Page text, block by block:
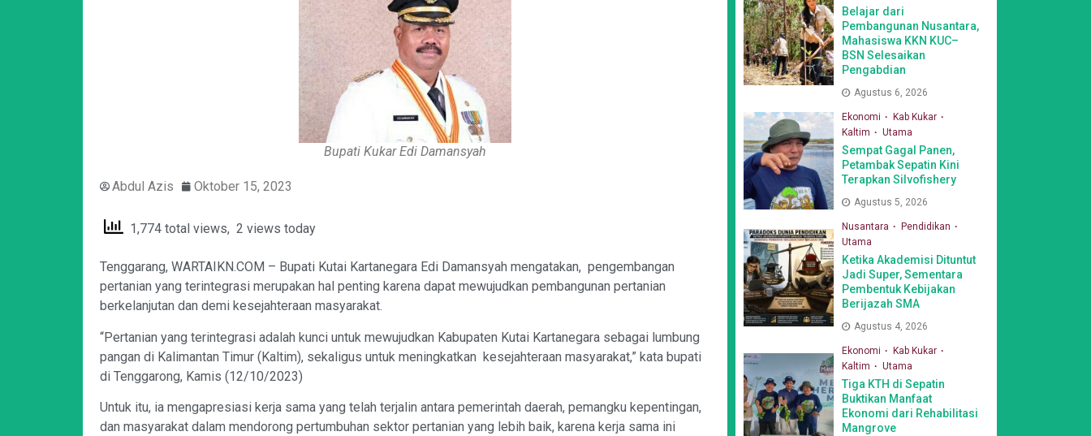
Bupati Kukar Edi Damansyah
Abdul Azis Oktober 15, 2023
1,774 total views, 2 views today
Tenggarang, WARTAIKN.COM – Bupati Kutai Kartanegara Edi Damansyah mengatakan, pengembangan
pertanian yang terintegrasi merupakan hal penting karena dapat mewujudkan pembangunan pertanian
berkelanjutan dan demi kesejahteraan masyarakat.
“Pertanian yang terintegrasi adalah kunci untuk mewujudkan Kabupaten Kutai Kartanegara sebagai lumbung
pangan di Kalimantan Timur (Kaltim), sekaligus untuk meningkatkan kesejahteraan masyarakat,” kata bupati
di Tenggarong, Kamis (12/10/2023)
Untuk itu, ia mengapresiasi kerja sama yang telah terjalin antara pemerintah daerah, pemangku kepentingan,
dan masyarakat dalam mendorong pertumbuhan sektor pertanian yang lebih baik, karena kerja sama ini
Belajar dari
Pembangunan Nusantara,
Mahasiswa KKN KUC–
BSN Selesaikan
Pengabdian
Agustus 6, 2026
Ekonomi
Kab Kukar
Kaltim
Utama
Sempat Gagal Panen,
Petambak Sepatin Kini
Terapkan Silvofishery
Agustus 5, 2026
Nusantara
Pendidikan
Utama
Ketika Akademisi Dituntut
Jadi Super, Sementara
Pembentuk Kebijakan
Berijazah SMA
Agustus 4, 2026
Ekonomi
Kab Kukar
Kaltim
Utama
Tiga KTH di Sepatin
Buktikan Manfaat
Ekonomi dari Rehabilitasi
Mangrove